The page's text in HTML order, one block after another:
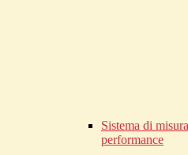
Sistema di
performance